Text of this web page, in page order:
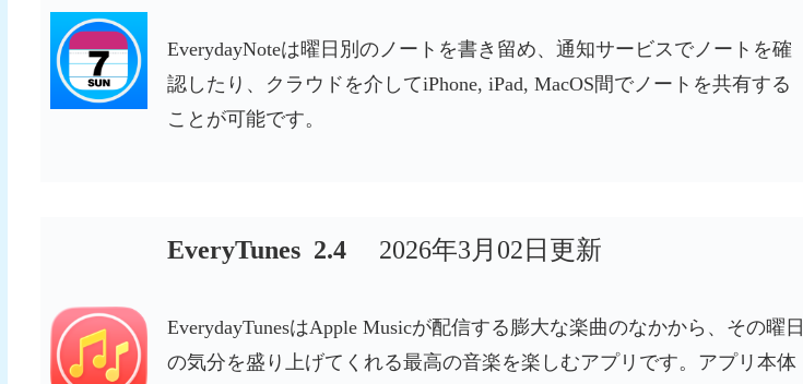
EverydayNoteは曜日別のノートを書き留め、通知サービスでノートを確
認したり、クラウドを介してiPhone, iPad, MacOS間でノートを共有する
ことが可能です。
EveryTunes 2.4 2026年3月02日更新
EverydayTunesはApple Musicが配信する膨大な楽曲のなかから、その曜日
の気分を盛り上げてくれる最高の音楽を楽しむアプリです。アプリ本体